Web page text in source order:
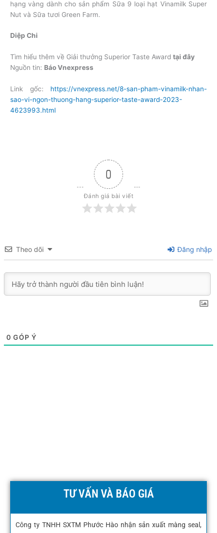
hạng vàng dành cho sản phẩm Sữa 9 loại hạt Vinamilk Super
Nut và Sữa tươi Green Farm.
Diệp Chi
Tìm hiểu thêm về Giải thưởng Superior Taste Awardtại đây
Nguồn tin: Báo Vnexpress
Link gốc: https://vnexpress.net/8-san-pham-vinamilk-nhan-
sao-vi-ngon-thuong-hang-superior-taste-award-2023-
4623993.html
0
Đánh giá bài viết
Theo dõi Đăng nhập
0 GÓP Ý
TƯ VẤN VÀ BÁO GIÁ
Công ty TNHH SXTM Phước Hào nhận sản xuất màng seal,